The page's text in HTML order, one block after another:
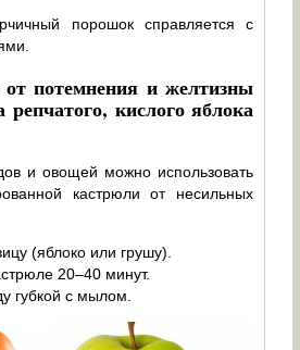
порошок справляется с
потемнения и желтизны
кислого яблока
и овощей можно использовать
кастрюли от несильных
(яблоко или грушу).
20–40 минут.
губкой с мылом.